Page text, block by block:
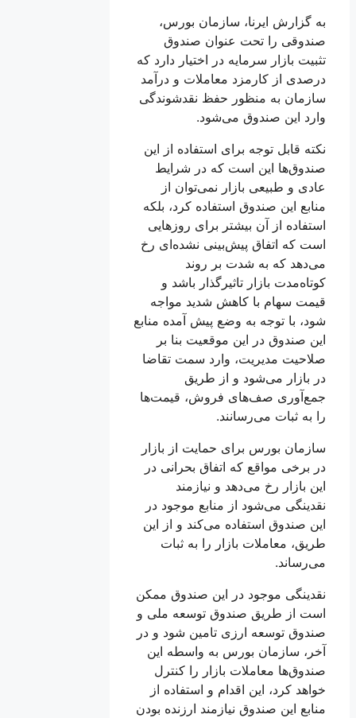
به گزارش ایرنا، سازمان بورس،
صندوقی را تحت عنوان صندوق
تثبیت بازار سرمایه در اختیار دارد که
درصدی از کارمزد معاملات و درآمد
سازمان به منظور حفظ نقدشوندگی
وارد این صندوق می‌شود.
نکته قابل توجه برای استفاده از این
صندوق‌ها این است که در شرایط
عادی و طبیعی بازار نمی‌توان از
منابع این صندوق استفاده کرد، بلکه
استفاده از آن بیشتر برای روزهایی
است که اتفاق پیش‌بینی نشده‌ای رخ
می‌دهد که به شدت بر روند
کوتاه‌مدت بازار تاثیرگذار باشد و
قیمت سهام با کاهش شدید مواجه
‌شود، با توجه به وضع پیش آمده منابع
این صندوق در این موقعیت بنا بر
صلاحیت مدیریت، وارد سمت تقاضا
در بازار می‌شود و از طریق
جمع‌آوری صف‌های فروش، قیمت‌ها
را به ثبات می‌رسانند.
سازمان بورس برای حمایت از بازار
در برخی مواقع که اتفاق بحرانی در
این بازار رخ می‌دهد و نیازمند
نقدینگی می‌شود از منابع موجود در
این صندوق استفاده می‌کند و از این
طریق، معاملات بازار را به ثبات
می‌رساند.
نقدینگی موجود در این صندوق ممکن
است از طریق صندوق توسعه ملی و
صندوق توسعه ارزی تامین شود و در
آخر، سازمان بورس به واسطه این
صندوق‌ها معاملات بازار را کنترل
خواهد کرد، این اقدام و استفاده از
منابع این صندوق نیازمند ارزنده بودن